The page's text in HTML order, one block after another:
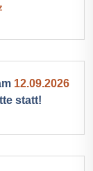
12.09.2026
statt!